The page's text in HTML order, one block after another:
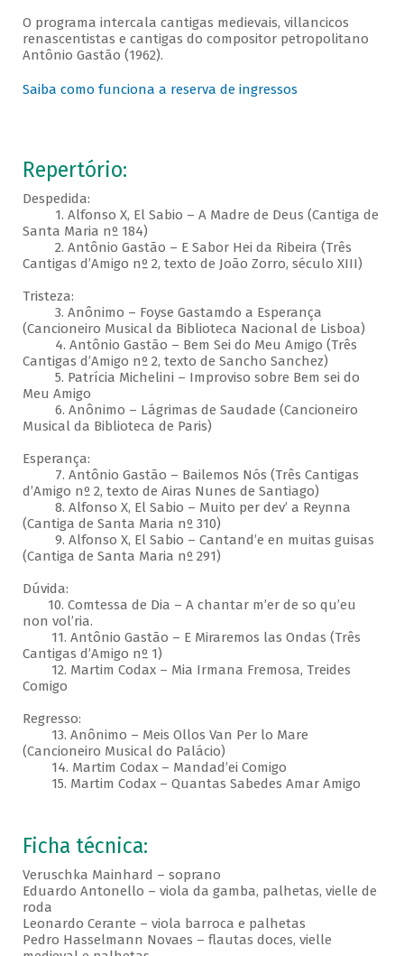
O programa intercala cantigas medievais, villancicos
renascentistas e cantigas do compositor petropolitano
Antônio Gastão (1962).
Saiba como funciona a reserva de ingressos
Repertório:
Despedida:
1. Alfonso X, El Sabio – A Madre de Deus (Cantiga de
Santa Maria nº 184)
2. Antônio Gastão – E Sabor Hei da Ribeira (Três
Cantigas d’Amigo nº 2, texto de João Zorro, século XIII)
Tristeza:
3. Anônimo – Foyse Gastamdo a Esperança
(Cancioneiro Musical da Biblioteca Nacional de Lisboa)
4. Antônio Gastão – Bem Sei do Meu Amigo (Três
Cantigas d’Amigo nº 2, texto de Sancho Sanchez)
5. Patrícia Michelini – Improviso sobre Bem sei do
Meu Amigo
6. Anônimo – Lágrimas de Saudade (Cancioneiro
Musical da Biblioteca de Paris)
Esperança:
7. Antônio Gastão – Bailemos Nós (Três Cantigas
d’Amigo nº 2, texto de Airas Nunes de Santiago)
8. Alfonso X, El Sabio – Muito per dev’ a Reynna
(Cantiga de Santa Maria nº 310)
9. Alfonso X, El Sabio – Cantand’e en muitas guisas
(Cantiga de Santa Maria nº 291)
Dúvida:
10. Comtessa de Dia – A chantar m’er de so qu’eu
non vol’ria.
11. Antônio Gastão – E Miraremos las Ondas (Três
Cantigas d’Amigo nº 1)
12. Martim Codax – Mia Irmana Fremosa, Treides
Comigo
Regresso:
13. Anônimo – Meis Ollos Van Per lo Mare
(Cancioneiro Musical do Palácio)
14. Martim Codax – Mandad’ei Comigo
15. Martim Codax – Quantas Sabedes Amar Amigo
Ficha técnica:
Veruschka Mainhard – soprano
Eduardo Antonello – viola da gamba, palhetas, vielle de
roda
Leonardo Cerante – viola barroca e palhetas
Pedro Hasselmann Novaes – flautas doces, vielle